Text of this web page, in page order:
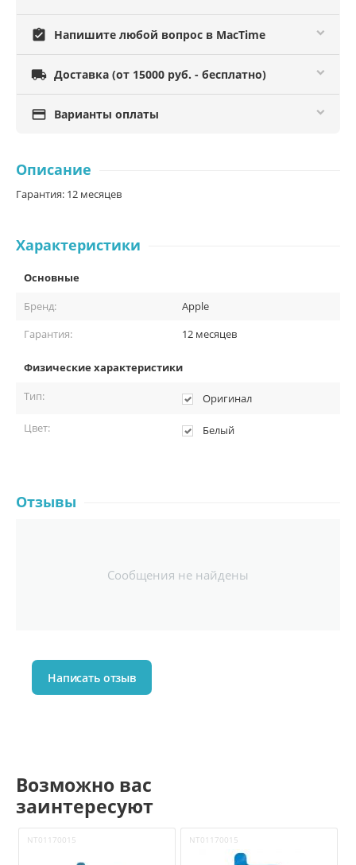
assignment_turned_in Напишите любой вопрос в MacTime
 Доставка (от 15000 руб. - бесплатно)
 Варианты оплаты
Описание
Гарантия: 12 месяцев
Характеристики
Основные
Бренд:
Apple
Гарантия:
12 месяцев
Физические характеристики
Тип:
Оригинал
Цвет: Белый
Отзывы
Сообщения не найдены
Написать отзыв
Возможно вас
заинтересуют
NT01170015 NT01170015